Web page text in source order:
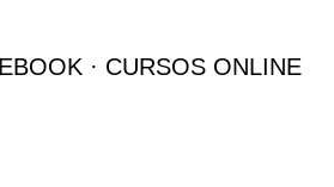
EBOOK CURSOS ONLINE